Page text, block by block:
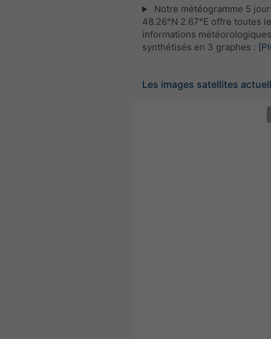
Notre météogramme 5
48.26°N 2.67°E offre toutes
informations météorologiques
synthétisés en 3 graphes :
Les images satellites